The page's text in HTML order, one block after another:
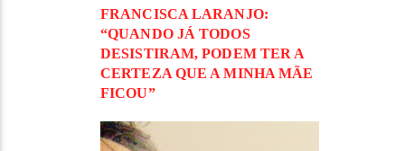
FRANCISCA LARANJO:
“QUANDO JÁ TODOS
DESISTIRAM, PODEM TER A
CERTEZA QUE A MINHA MÃE
FICOU”